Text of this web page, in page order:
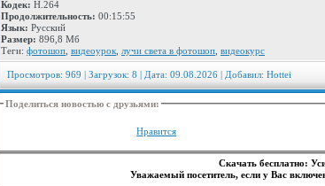
Кодек: H.264
Продолжительность: 00:15:55
Язык: Русский
Размер: 896,8 Мб
Теги: фотошоп видеоурок лучи света в фотошоп видеокурс
Просмотров: 969 | Загрузок: 8 | Дата: 09.08.2026 | Добавил: Hottei
Поделиться новостью с друзьями:
Нравится
Скачать бесплатно:
Уважаемый посетитель, если у Вас